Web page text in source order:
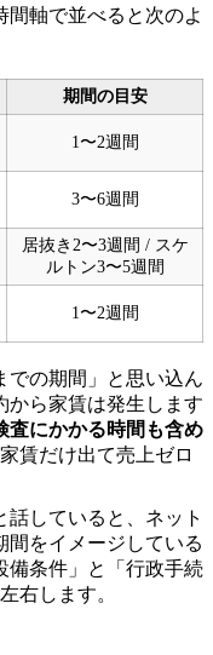
軸で並べると次のよ
期間の目安
1〜2週間
3〜6週間
居抜き2〜3週間 / スケ
ルトン3〜5週間
1〜2週間
での期間」と思い込ん
から家賃は発生します
査にかかる時間も含め
賃だけ出て売上ゼロ
していると、ネット
間をイメージしている
備条件」と「行政手続
右します。